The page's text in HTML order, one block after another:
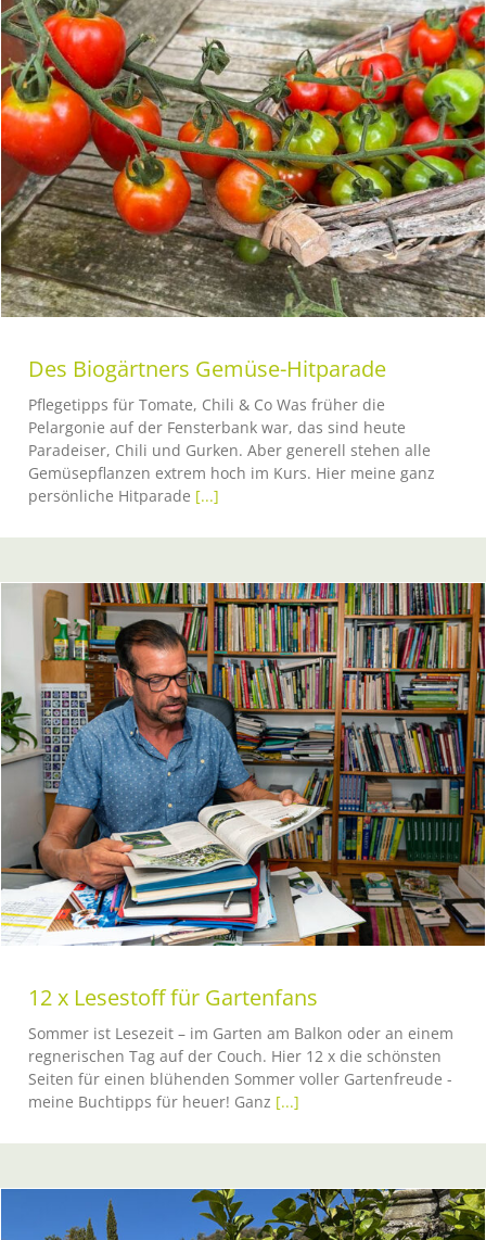
Des Biogärtners Gemüse-Hitparade
Pflegetipps für Tomate, Chili & Co Was früher die
Pelargonie auf der Fensterbank war, das sind heute
Paradeiser, Chili und Gurken. Aber generell stehen alle
Gemüsepflanzen extrem hoch im Kurs. Hier meine ganz
persönliche Hitparade [...]
12 x Lesestoff für Gartenfans
Sommer ist Lesezeit – im Garten am Balkon oder an einem
regnerischen Tag auf der Couch. Hier 12 x die schönsten
Seiten für einen blühenden Sommer voller Gartenfreude -
meine Buchtipps für heuer! Ganz [...]